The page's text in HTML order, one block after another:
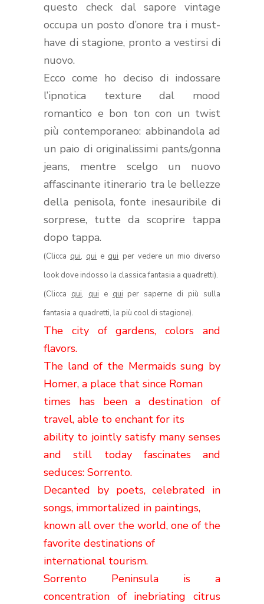
questo check dal sapore vintage
occupa un posto d’onore tra i must-
have di stagione, pronto a vestirsi di
nuovo.
Ecco come ho deciso di indossare
l’ipnotica texture dal mood
romantico e bon ton con un twist
più contemporaneo: abbinandola ad
un paio di originalissimi pants/gonna
jeans, mentre scelgo un nuovo
affascinante itinerario tra le bellezze
della penisola, fonte inesauribile di
sorprese, tutte da scoprire tappa
dopo tappa.
(Clicca qui, qui e qui per vedere un mio diverso
look dove indosso la classica fantasia a quadretti).
(Clicca qui, qui e qui per saperne di più sulla
fantasia a quadretti, la più cool di stagione).
The city of gardens, colors and
flavors.
The land of the Mermaids sung by
Homer, a place that since Roman
times has been a destination of
travel, able to enchant for its
ability to jointly satisfy many senses
and still today fascinates and
seduces: Sorrento.
Decanted by poets, celebrated in
songs, immortalized in paintings,
known all over the world, one of the
favorite destinations of
international tourism.
Sorrento Peninsula is a
concentration of inebriating citrus